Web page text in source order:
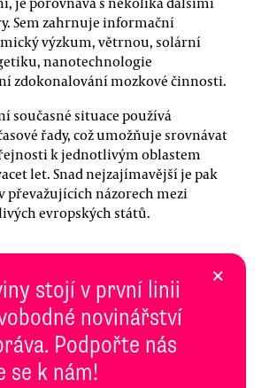
Sem zahrnuje informační
výzkum, větrnou, solární
nanotechnologie
zdokonalování mozkové činnosti.
současné situace používá
řady, což umožňuje srovnávat
k jednotlivým oblastem
let. Snad nejzajímavější je pak
převažujících názorech mezi
evropských států.
stojí v první linii
novinářství
Podpořte nás
se k nám!
×